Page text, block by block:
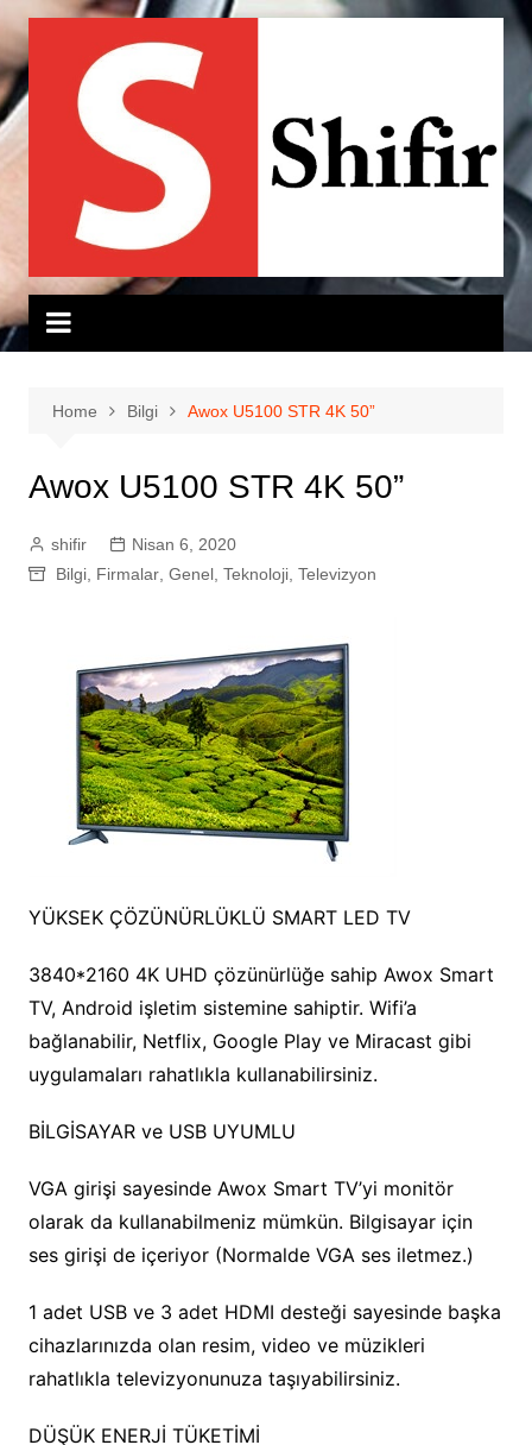
Skip
to
content
Home Bilgi Awox U5100 STR 4K 50”
Awox U5100 STR 4K 50”
shifir
Nisan 6, 2020
Bilgi, Firmalar, Genel, Teknoloji, Televizyon
YÜKSEK ÇÖZÜNÜRLÜKLÜ SMART LED TV
3840*2160 4K UHD çözünürlüğe sahip Awox Smart
TV, Android işletim sistemine sahiptir. Wifi’a
bağlanabilir, Netflix, Google Play ve Miracast gibi
uygulamaları rahatlıkla kullanabilirsiniz.
BİLGİSAYAR ve USB UYUMLU
VGA girişi sayesinde Awox Smart TV’yi monitör
olarak da kullanabilmeniz mümkün. Bilgisayar için
ses girişi de içeriyor (Normalde VGA ses iletmez.)
1 adet USB ve 3 adet HDMI desteği sayesinde başka
cihazlarınızda olan resim, video ve müzikleri
rahatlıkla televizyonunuza taşıyabilirsiniz.
DÜŞÜK ENERJİ TÜKETİMİ